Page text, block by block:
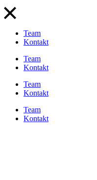
Team
Kontakt
Team
Kontakt
Team
Kontakt
Team
Kontakt